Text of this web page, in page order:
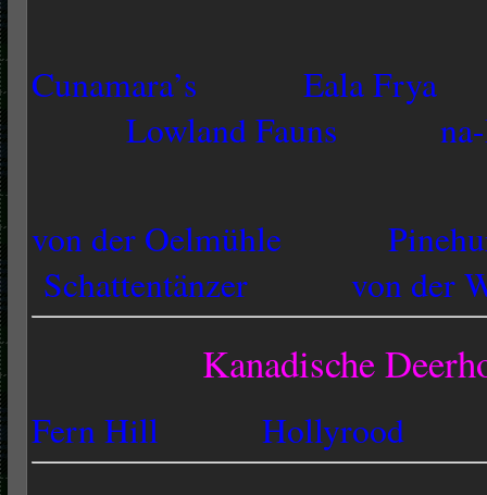
Cunamara’s
Eala Frya
Lowland Fauns
von der Oelmühle
Schattentänzer
von der
Kanadische
Fern Hill Hollyrood